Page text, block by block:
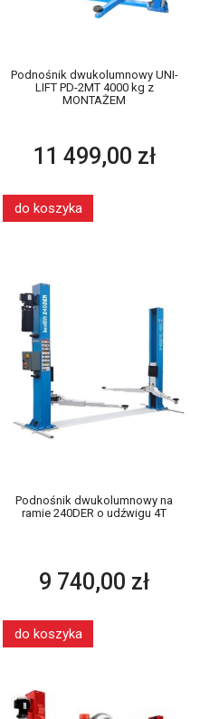
Podnośnik dwukolumnowy UNI-
LIFT PD-2MT 4000 kg z
MONTAŻEM
11 499,00 zł
do koszyka
Podnośnik dwukolumnowy na
ramie 240DER o udźwigu 4T
9 740,00 zł
do koszyka